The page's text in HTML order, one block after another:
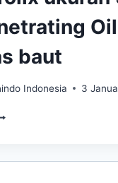
Oil
baut
Indonesia 3